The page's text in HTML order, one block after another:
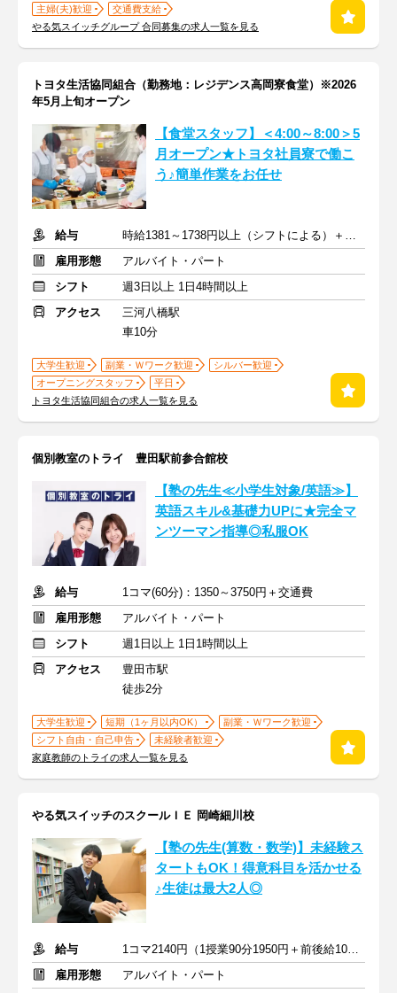
主婦(夫)歓迎
交通費支給
やる気スイッチグループ 合同募集の求人一覧を見る
トヨタ生活協同組合（勤務地：レジデンス高岡寮食堂）※2026
年5月上旬オープン
【食堂スタッフ】＜4:00～8:00＞5
月オープン★トヨタ社員寮で働こ
う♪簡単作業をお任せ
給与
時給1381～1738円以上（シフトによる）＋交通費規定支給
雇用形態
アルバイト・パート
シフト
週3日以上 1日4時間以上
アクセス
三河八橋駅
車10分
大学生歓迎 副業・Ｗワーク歓迎
シルバー歓迎
オープニングスタッフ
平日
トヨタ生活協同組合の求人一覧を見る
個別教室のトライ 豊田駅前参合館校
【塾の先生≪小学生対象/英語≫】
英語スキル&基礎力UPに★完全マ
ンツーマン指導◎私服OK
給与
1コマ(60分)：1350～3750円＋交通費
雇用形態
アルバイト・パート
シフト
週1日以上 1日1時間以上
アクセス
豊田市駅
徒歩2分
大学生歓迎 短期（1ヶ月以内OK）
副業・Ｗワーク歓迎
シフト自由・自己申告
未経験者歓迎
家庭教師のトライの求人一覧を見る
やる気スイッチのスクールＩＥ 岡崎細川校
【塾の先生(算数・数学)】未経験ス
タートもOK！得意科目を活かせる
♪生徒は最大2人◎
給与
1コマ2140円（1授業90分1950円＋前後給10分190円）
雇用形態
アルバイト・パート